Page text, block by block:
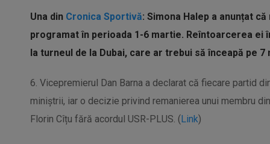
Una din Cronica Sportivă: Simona Halep a anunțat
programat în perioada 1-6 martie. Reîntoarcerea
la turneul de la Dubai, care ar trebui să înceapă pe 7
6. Vicepremierul Dan Barna a declarat că fiecare partid
miniștrii, iar o decizie privind remanierea unui membru
Florin Cîțu fără acordul USR-PLUS. (Link)